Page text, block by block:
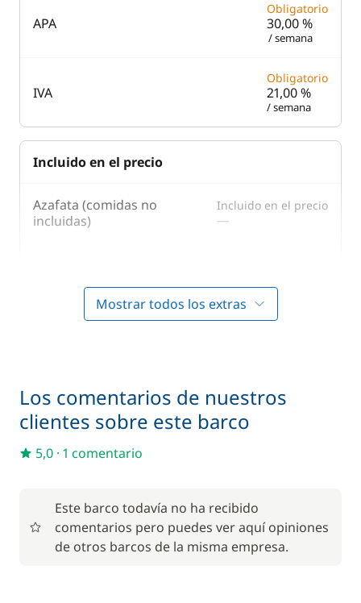
WC eléctrico
Nevera eléctrica
APA
Obligatorio
30,00 %
/ semana
IVA
Obligatorio
21,00 %
/ semana
Incluido en el precio
Azafata (comidas no
incluidas)
Incluido en el precio
—
Incluido en el precio
—
Incluido en el precio
Patrón (comidas no incluidas) —
Wifi Incluido en el precio
Mostrar todos los extras
Los comentarios de nuestros
clientes sobre este barco
5,0 · 1 comentario
Este barco todavía no ha recibido
comentarios pero puedes ver aquí opiniones
de otros barcos de la misma empresa.